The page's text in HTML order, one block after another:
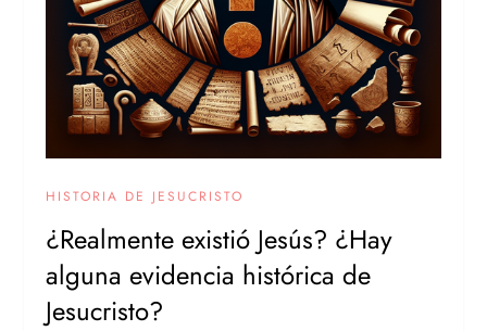
HISTORIA DE JESUCRISTO
¿Realmente existió Jesús? ¿Hay
alguna evidencia histórica de
Jesucristo?